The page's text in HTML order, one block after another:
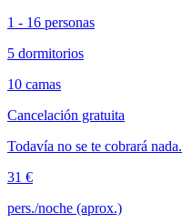
1 - 16 personas
5 dormitorios
10 camas
Cancelación gratuita
Todavía no se te cobrará nada.
31 €
pers./noche (aprox.)